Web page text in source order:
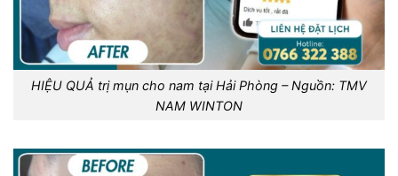
HIỆU QUẢ trị mụn cho nam tại Hải Phòng – Nguồn: TMV
NAM WINTON